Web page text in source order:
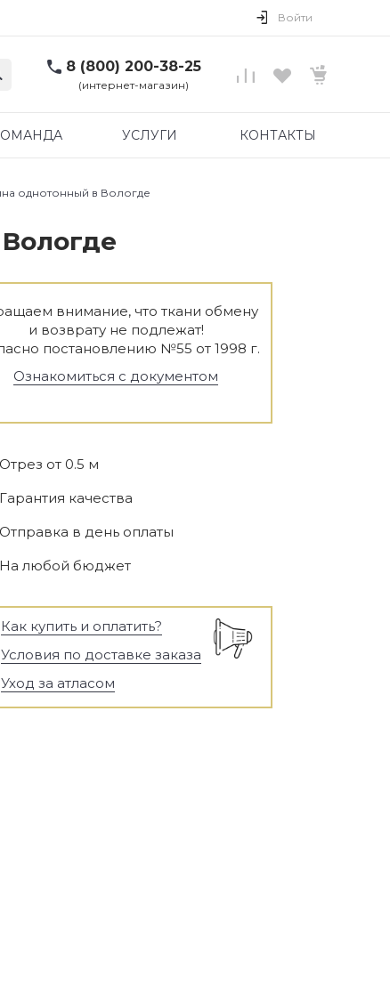
Войти
8 (800) 200-38-25
(интернет-магазин)
УСЛУГИ КОНТАКТЫ
однотонный в Вологде
внимание, что ткани обмену
и возврату не подлежат!
постановлению №55 от 1998 г.
Ознакомиться с документом
Отрез от 0.5 м
Гарантия качества
Отправка в день оплаты
На любой бюджет
Как купить и оплатить?
Условия по доставке заказа
Уход за атласом